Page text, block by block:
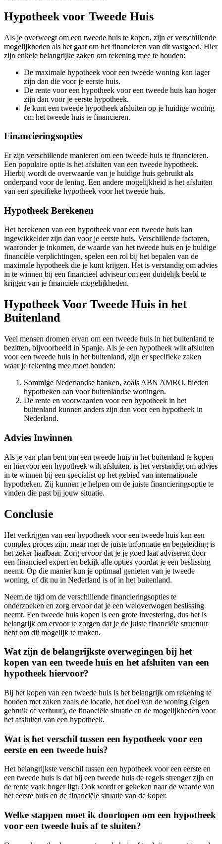
Hypotheek voor Tweede Huis
Als je overweegt om een tweede huis te kopen, zijn er verschillende
mogelijkheden als het gaat om het financieren van dit vastgoed. Hier
zijn enkele belangrijke zaken om rekening mee te houden:
De maximale hypotheek voor een tweede woning kan lager
zijn dan die voor je eerste huis.
De rente voor een hypotheek voor een tweede huis kan hoger
zijn dan voor je eerste hypotheek.
Je kunt een tweede hypotheek afsluiten op je huidige woning
om het tweede huis te financieren.
Financieringsopties
Er zijn verschillende manieren om een tweede huis te financieren.
Een populaire optie is het afsluiten van een tweede hypotheek.
Hierbij wordt de overwaarde van je huidige huis gebruikt als
onderpand voor de lening. Een andere mogelijkheid is het afsluiten
van een specifieke hypotheek voor het tweede huis.
Hypotheek Berekenen
Het berekenen van een hypotheek voor een tweede huis kan
ingewikkelder zijn dan voor je eerste huis. Verschillende factoren,
waaronder je inkomen, de waarde van het tweede huis en je huidige
financiële verplichtingen, spelen een rol bij het bepalen van de
maximale hypotheek die je kunt krijgen. Het is verstandig om advies
in te winnen bij een financieel adviseur om een duidelijk beeld te
krijgen van je financiële mogelijkheden.
Hypotheek Voor Tweede Huis in het
Buitenland
Veel mensen dromen ervan om een tweede huis in het buitenland te
bezitten, bijvoorbeeld in Spanje. Als je een hypotheek wilt afsluiten
voor een tweede huis in het buitenland, zijn er specifieke zaken
waar je rekening mee moet houden:
Sommige Nederlandse banken, zoals ABN AMRO, bieden
hypotheken aan voor buitenlandse woningen.
De rente en voorwaarden voor een hypotheek in het
buitenland kunnen anders zijn dan voor een hypotheek in
Nederland.
Advies Inwinnen
Als je van plan bent om een tweede huis in het buitenland te kopen
en hiervoor een hypotheek wilt afsluiten, is het verstandig om advies
in te winnen bij een specialist op het gebied van internationale
hypotheken. Zij kunnen je helpen om de juiste financieringsoptie te
vinden die past bij jouw situatie.
Conclusie
Het verkrijgen van een hypotheek voor een tweede huis kan een
complex proces zijn, maar met de juiste informatie en begeleiding is
het zeker haalbaar. Zorg ervoor dat je je goed laat adviseren door
een financieel expert en bekijk alle opties voordat je een beslissing
neemt. Op die manier kun je optimaal genieten van je tweede
woning, of dit nu in Nederland is of in het buitenland.
Neem de tijd om de verschillende financieringsopties te
onderzoeken en zorg ervoor dat je een weloverwogen beslissing
neemt. Een tweede huis kopen is een grote investering, dus het is
belangrijk om ervoor te zorgen dat je de juiste financiële structuur
hebt om dit mogelijk te maken.
Wat zijn de belangrijkste overwegingen bij het
kopen van een tweede huis en het afsluiten van een
hypotheek hiervoor?
Bij het kopen van een tweede huis is het belangrijk om rekening te
houden met zaken zoals de locatie, het doel van de woning (eigen
gebruik of verhuur), de financiële situatie en de mogelijkheden voor
het afsluiten van een hypotheek.
Wat is het verschil tussen een hypotheek voor een
eerste en een tweede huis?
Het belangrijkste verschil tussen een hypotheek voor een eerste en
een tweede huis is dat bij een tweede huis de regels strenger zijn en
de rente vaak hoger ligt. Ook wordt er gekeken naar de waarde van
het eerste huis en de financiële situatie van de koper.
Welke stappen moet ik doorlopen om een hypotheek
voor een tweede huis af te sluiten?